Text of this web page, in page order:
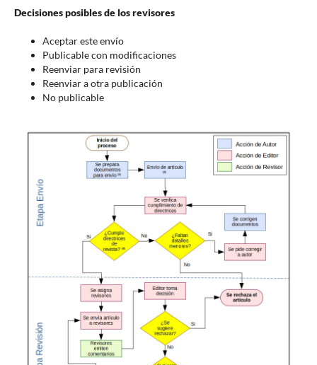
Decisiones posibles de los revisores
Aceptar este envío
Publicable con modificaciones
Reenviar para revisión
Reenviar a otra publicación
No publicable